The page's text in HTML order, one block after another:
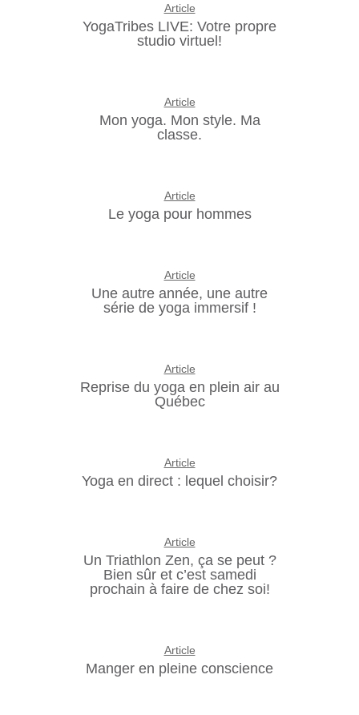
Article
YogaTribes LIVE: Votre propre
studio virtuel!
Article
Mon yoga. Mon style. Ma
classe.
Article
Le yoga pour hommes
Article
Une autre année, une autre
série de yoga immersif !
Article
Reprise du yoga en plein air au
Québec
Article
Yoga en direct : lequel choisir?
Article
Un Triathlon Zen, ça se peut ?
Bien sûr et c’est samedi
prochain à faire de chez soi!
Article
Manger en pleine conscience